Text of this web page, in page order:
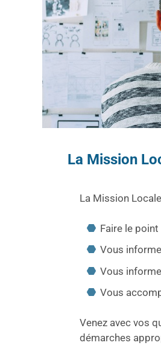
La Mission
La Mission
Faire le
Vous
Vous
Vous
Venez avec vos
démarches